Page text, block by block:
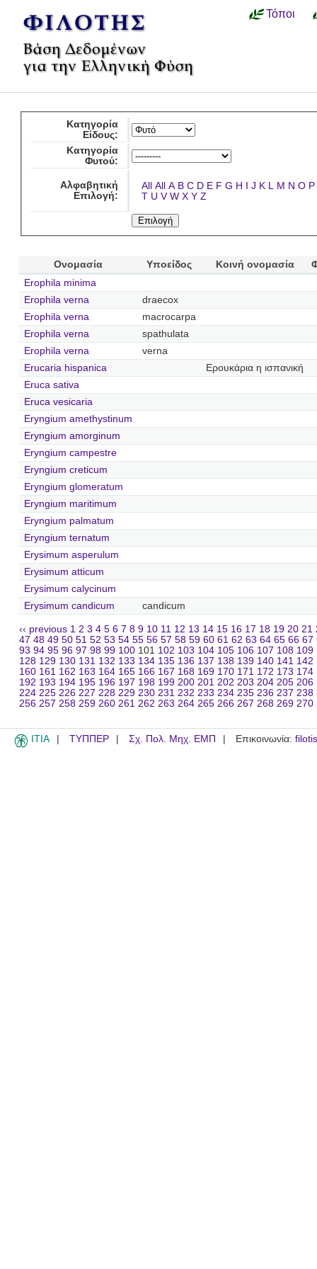
Τόποι
Κατηγορία
Είδους:
Κατηγορία
Φυτού:
Αλφαβητική
Επιλογή:
All All A B C D E F G H I J K L M N O P
T U V W X Y Z
Ονομασία Υποείδος Κοινή ονομασία
Erophila minima
Erophila verna
draecox
Erophila verna
macrocarpa
Erophila verna
spathulata
Erophila verna
verna
Erucaria hispanica
Ερουκάρια η ισπανική
Eruca sativa
Eruca vesicaria
Eryngium amethystinum
Eryngium amorginum
Eryngium campestre
Eryngium creticum
Eryngium glomeratum
Eryngium maritimum
Eryngium palmatum
Eryngium ternatum
Erysimum asperulum
Erysimum atticum
Erysimum calycinum
Erysimum candicum
candicum
‹‹ previous 1 2 3 4 5 6 7 8 9 10 11 12 13 14 15 16 17 18 19 20 21
47 48 49 50 51 52 53 54 55 56 57 58 59 60 61 62 63 64 65 66 67
93 94 95 96 97 98 99 100 101 102 103 104 105 106 107 108 109
128 129 130 131 132 133 134 135 136 137 138 139 140 141 142
160 161 162 163 164 165 166 167 168 169 170 171 172 173 174
192 193 194 195 196 197 198 199 200 201 202 203 204 205 206
224 225 226 227 228 229 230 231 232 233 234 235 236 237 238
256 257 258 259 260 261 262 263 264 265 266 267 268 269 270
ITIA ΤΥΠΠΕΡ Σχ. Πολ. Μηχ. ΕΜΠ Επικοινωνία: